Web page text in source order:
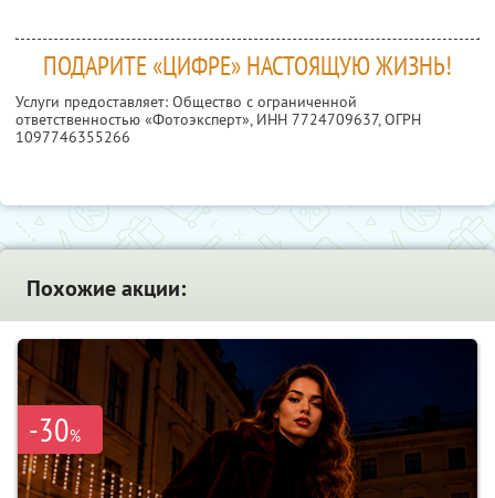
ПОДАРИТЕ «ЦИФРЕ» НАСТОЯЩУЮ ЖИЗНЬ!
Услуги предоставляет: Общество с ограниченной
ответственностью «Фотоэксперт», ИНН 7724709637, ОГРН
1097746355266
Похожие акции:
-30%